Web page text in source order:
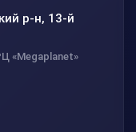
р-н, 13-й
«Megaplanet»